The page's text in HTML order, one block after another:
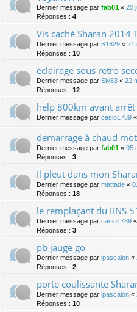
Dernier message par fab01 « 20
Réponses : 4
Vis caché Sharan 2014
Dernier message par S1629 « 21
Réponses : 10
eclairage sous retro
Dernier message par Sly83 « 22
Réponses : 12
help 800km avant
Dernier message par casio1789 «
demarrage à chaud
Dernier message par fab01 « 05
Réponses : 3
Il pleut dans mon
Dernier message par mattade «
Réponses : 18
le remplaçant du RNS
Dernier message par casio1789 «
Réponses : 3
pb jauge go
Dernier message par lpascalon «
Réponses : 2
porte coulissante
Dernier message par lpascalon «
Réponses : 10